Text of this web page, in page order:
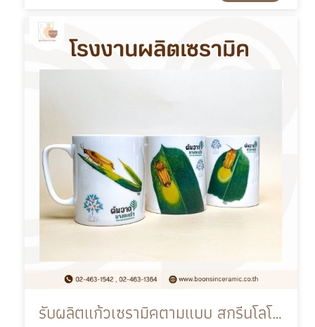
รับผลิตแก้วเซรามิคตามแบบ สกรีนโลโก้สำหรับธุรกิจ